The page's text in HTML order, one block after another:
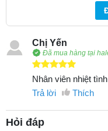
Chị Yến
Đã mua hàng tại
Nhân viên nhiệt tình
Trả lời
Thích
Hỏi đáp